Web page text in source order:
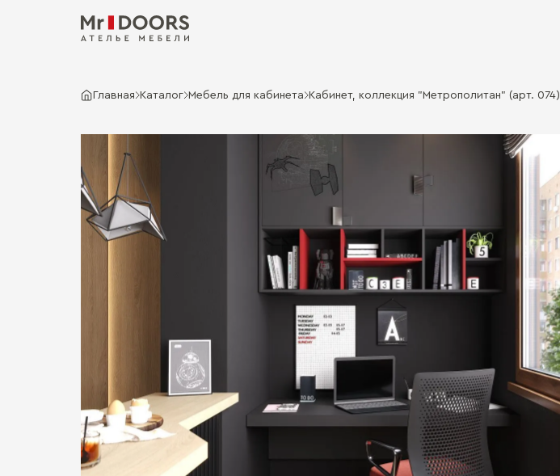
Главная Каталог Мебель для кабинета Кабинет, коллекция "Метрополитан" (арт. 074)